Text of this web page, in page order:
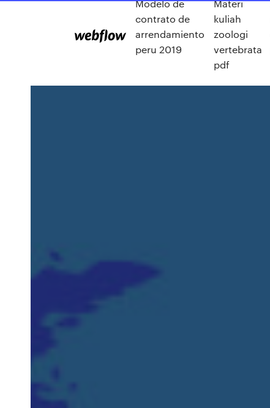
Modelo de
contrato de
arrendamiento
peru 2019
Materi
kuliah
zoologi
vertebrata
pdf